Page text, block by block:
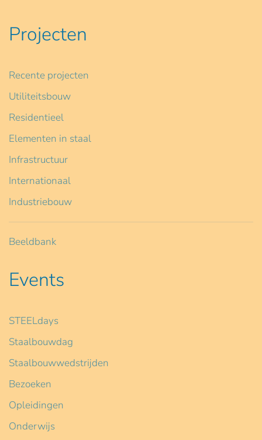
Projecten
Recente projecten
Utiliteitsbouw
Residentieel
Elementen in staal
Infrastructuur
Internationaal
Industriebouw
Beeldbank
Events
STEELdays
Staalbouwdag
Staalbouwwedstrijden
Bezoeken
Opleidingen
Onderwijs